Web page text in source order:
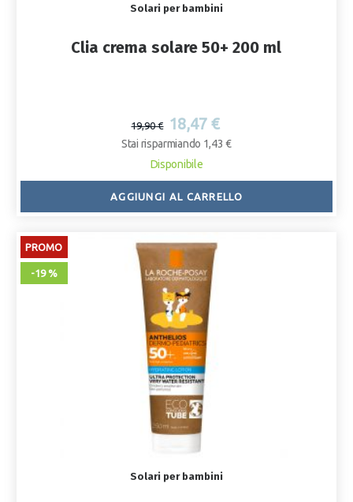
Solari per bambini
Clia crema solare 50+ 200 ml
19,90 € 18,47 €
Stai risparmiando 1,43 €
Disponibile
AGGIUNGI AL CARRELLO
PROMO
-19 %
Solari per bambini